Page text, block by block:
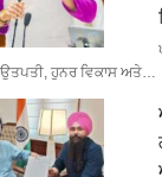
ਉਤਪਤੀ, ਹੁਨਰ ਵਿਕਾਸ ਅਤੇ…